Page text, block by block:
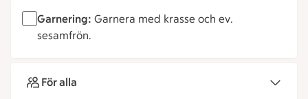
Garnering: Garnera med krasse och ev.
sesamfrön.
För alla